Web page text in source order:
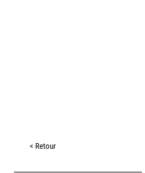
< Retour